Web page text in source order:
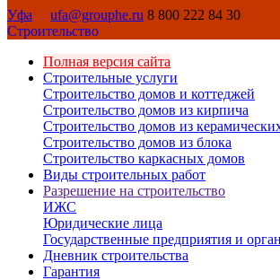
Уфа ufa@grouphe.ru 8 800 222 84 30
Строительство
Полная версия сайта
Строительные услуги
Строительство домов и коттеджей
Строительство домов из кирпича
Строительство домов из
Строительство домов из блока
Строительство каркасных домов
Виды строительных работ
Разрешение на строительство
ИЖС
Юридические лица
Государственные предприятия и
Дневник строительства
Гарантия